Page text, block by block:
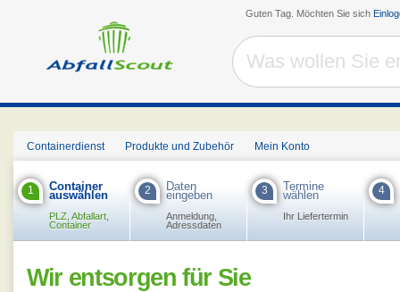
Guten Tag. Möchten Sie sich
Containerdienst Produkte und Zubehör Mein Konto
1 Container
auswählen
PLZ, Abfallart,
Container
2 Daten
eingeben
Anmeldung,
Adressdaten
3 Termine
wählen
Ihr Liefertermin
4
Wir entsorgen für Sie